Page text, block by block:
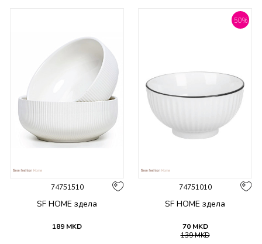
74751510
SF HOME здела
189 MKD
50%
74751010
SF HOME здела
70 MKD
139MKD